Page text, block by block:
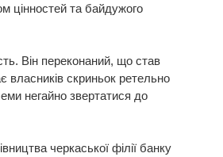
цінностей та байдужого
Він переконаний, що став
власників скриньок ретельно
негайно звертатися до
черкаської філії банку